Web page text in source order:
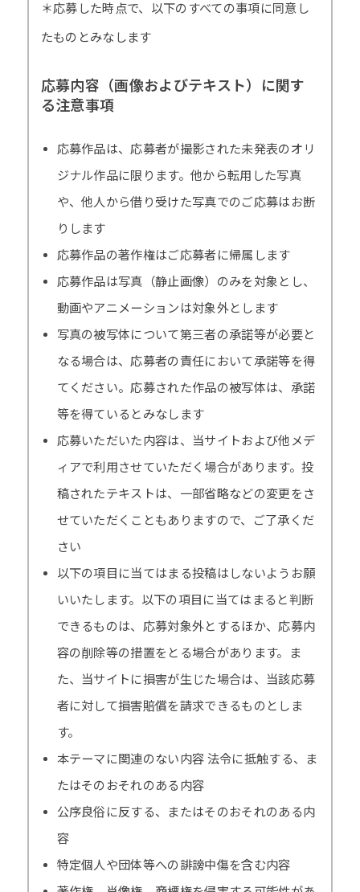
＊応募した時点で、以下のすべての事項に同意し
たものとみなします
応募内容（画像およびテキスト）に関す
る注意事項
応募作品は、応募者が撮影された未発表のオリ
ジナル作品に限ります。他から転用した写真
や、他人から借り受けた写真でのご応募はお断
りします
応募作品の著作権はご応募者に帰属します
応募作品は写真（静止画像）のみを対象とし、
動画やアニメーションは対象外とします
写真の被写体について第三者の承諾等が必要と
なる場合は、応募者の責任において承諾等を得
てください。応募された作品の被写体は、承諾
等を得ているとみなします
応募いただいた内容は、当サイトおよび他メデ
ィアで利用させていただく場合があります。投
稿されたテキストは、一部省略などの変更をさ
せていただくこともありますので、ご了承くだ
さい
以下の項目に当てはまる投稿はしないようお願
いいたします。以下の項目に当てはまると判断
できるものは、応募対象外とするほか、応募内
容の削除等の措置をとる場合があります。ま
た、当サイトに損害が生じた場合は、当該応募
者に対して損害賠償を請求できるものとしま
す。
本テーマに関連のない内容 法令に抵触する、ま
たはそのおそれのある内容
公序良俗に反する、またはそのおそれのある内
容
特定個人や団体等への誹謗中傷を含む内容